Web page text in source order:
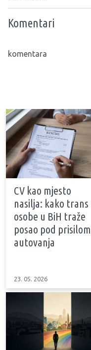
Komentari
komentara
CV kao mjesto
nasilja: kako trans
osobe u BiH traže
posao pod prisilom
autovanja
23. 05. 2026